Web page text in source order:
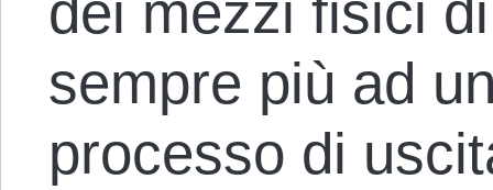
sempre più ad
processo di